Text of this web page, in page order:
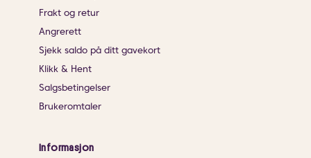
Frakt og retur
Angrerett
Sjekk saldo på ditt gavekort
Klikk & Hent
Salgsbetingelser
Brukeromtaler
Informasjon